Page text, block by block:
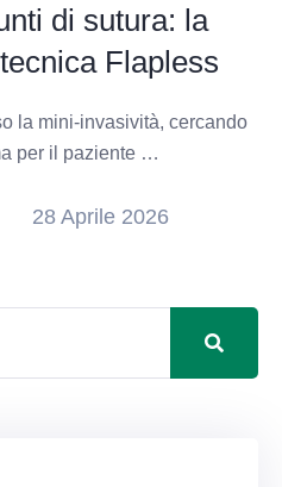
di sutura: la
Flapless
la mini-invasività, cercando
per il paziente …
28 Aprile 2026